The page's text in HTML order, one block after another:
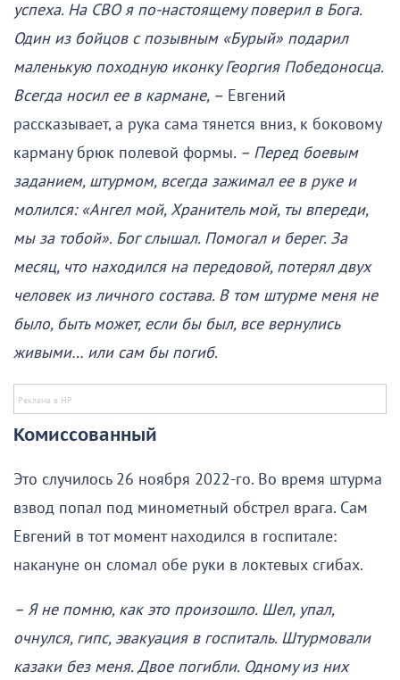
успеха. На СВО я по-настоящему поверил в Бога.
Один из бойцов с позывным «Бурый» подарил
маленькую походную иконку Георгия Победоносца.
Всегда носил ее в кармане, – Евгений
рассказывает, а рука сама тянется вниз, к боковому
карману брюк полевой формы. – Перед боевым
заданием, штурмом, всегда зажимал ее в руке и
молился: «Ангел мой, Хранитель мой, ты впереди,
мы за тобой». Бог слышал. Помогал и берег. За
месяц, что находился на передовой, потерял двух
человек из личного состава. В том штурме меня не
было, быть может, если бы был, все вернулись
живыми… или сам бы погиб.
Комиссованный
Это случилось 26 ноября 2022-го. Во время штурма
взвод попал под минометный обстрел врага. Сам
Евгений в тот момент находился в госпитале:
накануне он сломал обе руки в локтевых сгибах.
– Я не помню, как это произошло. Шел, упал,
очнулся, гипс, эвакуация в госпиталь. Штурмовали
казаки без меня. Двое погибли. Одному из них